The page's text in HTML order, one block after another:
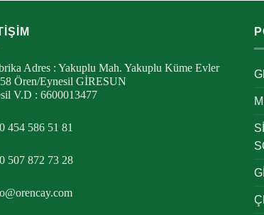
Adres : Yakuplu Mah. Yakuplu Küme Evler
Ören/Eynesil GİRESUN
V.D : 6600013477
454 586 51 81
507 872 73 28